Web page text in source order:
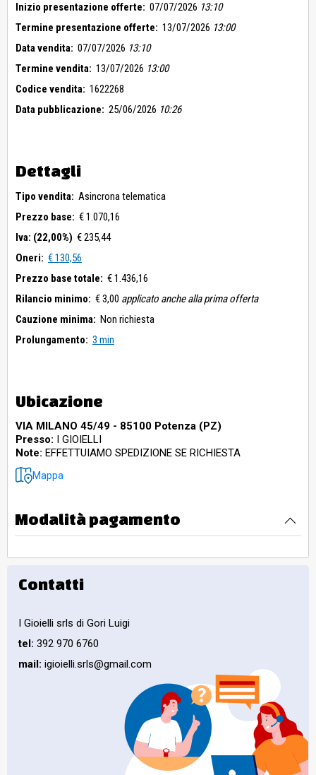
Inizio presentazione offerte: 07/07/2026 13:10
Termine presentazione offerte: 13/07/2026 13:00
Data vendita: 07/07/2026 13:10
Termine vendita: 13/07/2026 13:00
Codice vendita: 1622268
Data pubblicazione: 25/06/2026 10:26
Dettagli
Tipo vendita: Asincrona telematica
Prezzo base: € 1.070,16
Iva: (22,00%) € 235,44
Oneri: € 130,56
Prezzo base totale: € 1.436,16
Rilancio minimo: € 3,00 applicato anche alla prima offerta
Cauzione minima: Non richiesta
Prolungamento: 3 min
Ubicazione
VIA MILANO 45/49 - 85100 Potenza (PZ)
Presso: I GIOIELLI
Note: EFFETTUIAMO SPEDIZIONE SE RICHIESTA
Mappa
Modalità pagamento
Contatti
I Gioielli srls di Gori Luigi
tel: 392 970 6760
mail: igioielli.srls@gmail.com